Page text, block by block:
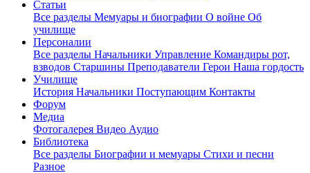
Статьи
Все разделы Мемуары и биографии О войне Об
училище
Персоналии
Все разделы Начальники Управление Командиры рот,
взводов Старшины Преподаватели Герои Наша гордость
Училище
История Начальники Поступающим Контакты
Форум
Медиа
Фотогалерея Видео Аудио
Библиотека
Все разделы Биографии и мемуары Стихи и песни
Разное